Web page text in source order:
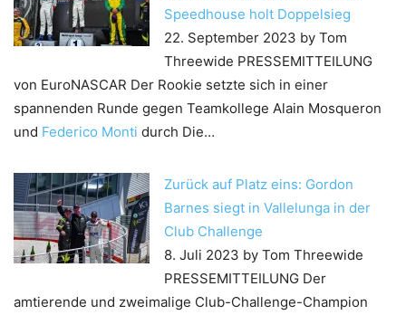
Speedhouse holt Doppelsieg
22. September 2023 by Tom
Threewide PRESSEMITTEILUNG
von EuroNASCAR Der Rookie setzte sich in einer
spannenden Runde gegen Teamkollege Alain Mosqueron
und Federico Monti durch Die…
Zurück auf Platz eins: Gordon
Barnes siegt in Vallelunga in der
Club Challenge
8. Juli 2023 by Tom Threewide
PRESSEMITTEILUNG Der
amtierende und zweimalige Club-Challenge-Champion